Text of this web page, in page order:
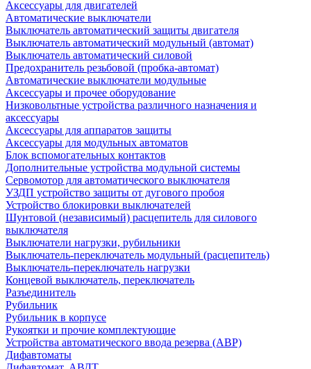
Аксессуары для двигателей
Автоматические выключатели
Выключатель автоматический защиты двигателя
Выключатель автоматический модульный (автомат)
Выключатель автоматический силовой
Предохранитель резьбовой (пробка-автомат)
Автоматические выключатели модульные
Аксессуары и прочее оборудование
Низковольтные устройства различного назначения и
аксессуары
Аксессуары для аппаратов защиты
Аксессуары для модульных автоматов
Блок вспомогательных контактов
Дополнительные устройства модульной системы
Сервомотор для автоматического выключателя
УЗДП устройство защиты от дугового пробоя
Устройство блокировки выключателей
Шунтовой (независимый) расцепитель для силового
выключателя
Выключатели нагрузки, рубильники
Выключатель-переключатель модульный (расцепитель)
Выключатель-переключатель нагрузки
Концевой выключатель, переключатель
Разъединитель
Рубильник
Рубильник в корпусе
Рукоятки и прочие комплектующие
Устройства автоматического ввода резерва (АВР)
Дифавтоматы